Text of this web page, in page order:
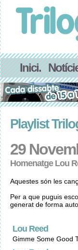
Inici.
Playlist
29
Homenatge Lou
Aquestes són les
Per a que puguis
generat de forma
Lou Reed
Gimme Some Good